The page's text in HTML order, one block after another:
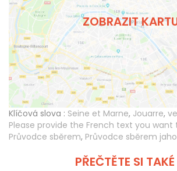
ZOBRAZIT
Klíčová slova : Seine et Marne, Jouarre,
Please provide the French text you want
Průvodce sběrem, Průvodce sběrem
PŘEČTĚTE SI